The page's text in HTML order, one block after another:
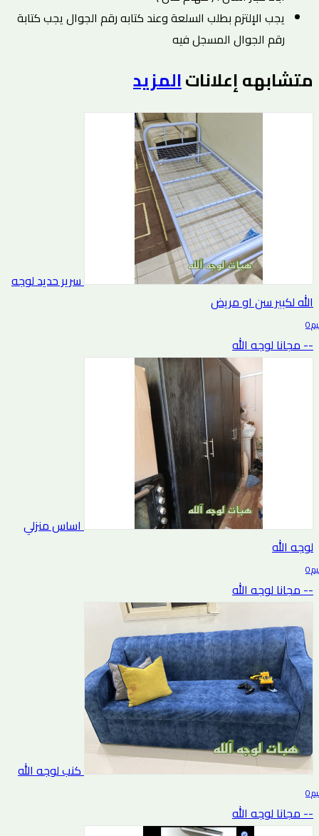
يجب الإلتزم بطلب السلعة وعند كتابه رقم الجوال يجب كتابة
رقم الجوال المسجل فيه
متشابههإعلاناتالمزيد
سرير حديد لوجه
الله لكبير سن او مريض
0 التقييم
-- مجانا لوجه الله
اساس منزلي
لوجه الله
0 التقييم
-- مجانا لوجه الله
كنب لوجه الله
0 التقييم
-- مجانا لوجه الله